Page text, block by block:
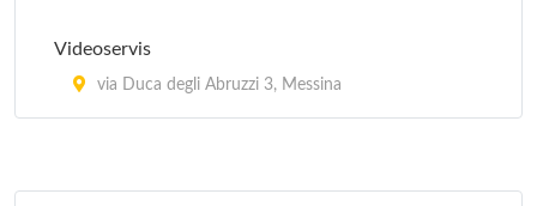
Videoservis
via Duca degli Abruzzi 3, Messina